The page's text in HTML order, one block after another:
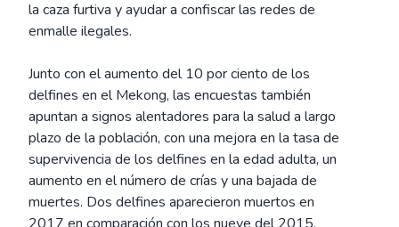
la caza furtiva y ayudar a confiscar las redes de
enmalle ilegales.
Junto con el aumento del 10 por ciento de los
delfines en el Mekong, las encuestas también
apuntan a signos alentadores para la salud a largo
plazo de la población, con una mejora en la tasa de
supervivencia de los delfines en la edad adulta, un
aumento en el número de crías y una bajada de
muertes. Dos delfines aparecieron muertos en